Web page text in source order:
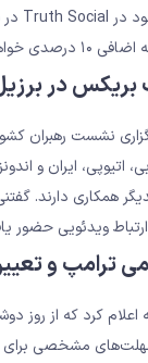
وجود نخواهد داشت. “
در
نشست رهبران
اتیوپی، ایران و
همکاری دارند.
ویدئویی حضور
ترامپ و
(7 جولای)، نامه‌هایی با جزئیات نرخ‌های
مشخصی برای